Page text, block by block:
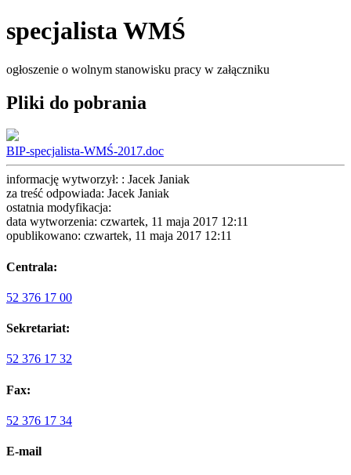
specjalista WMŚ
ogłoszenie o wolnym stanowisku pracy w załączniku
Pliki do pobrania
BIP-specjalista-WMŚ-2017.doc
informację wytworzył: : Jacek Janiak
za treść odpowiada: Jacek Janiak
ostatnia modyfikacja:
data wytworzenia: czwartek, 11 maja 2017 12:11
opublikowano: czwartek, 11 maja 2017 12:11
Centrala:
52 376 17 00
Sekretariat:
52 376 17 32
Fax:
52 376 17 34
E-mail